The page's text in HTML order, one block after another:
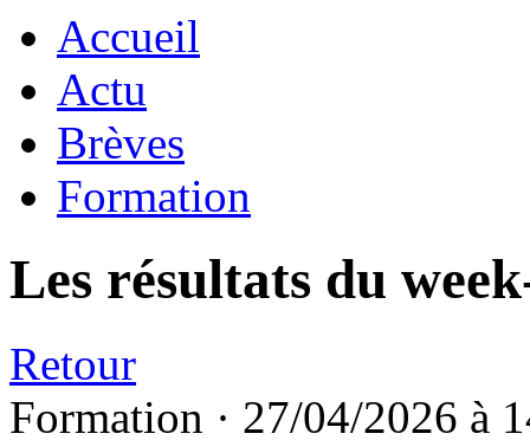
Accueil
Actu
Brèves
Formation
Les résultats du
Retour
Formation · 27/04/2026 à